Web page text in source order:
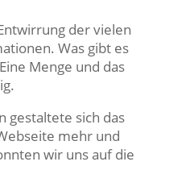
der vielen
Was gibt es
Menge und das
gestaltete sich das
mehr und
wir uns auf die